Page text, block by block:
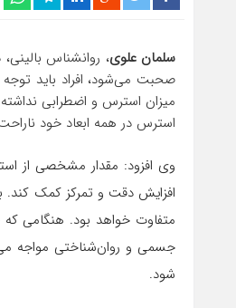
سلمان علوی، روانشناس
صحبت می‌شود، افراد باید
میزان استرس و اضطرابی نداشته
استرس در همه ابعاد خود
وی افزود: مقدار مشخصی از
افزایش دقت و تمرکز کمک کند.
متفاوت خواهد بود. هنگامی
جسمی و روان‌شناختی مواجه
شود.